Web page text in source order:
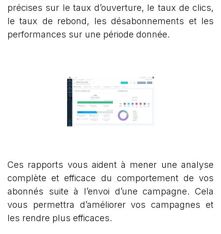
précises sur le taux d’ouverture, le taux de clics,
le taux de rebond, les désabonnements et les
performances sur une période donnée.
Ces rapports vous aident à mener une analyse
complète et efficace du comportement de vos
abonnés suite à l’envoi d’une campagne. Cela
vous permettra d’améliorer vos campagnes et
les rendre plus efficaces.